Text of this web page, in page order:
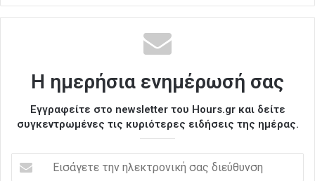
Η ημερήσια ενημέρωσή σας
Εγγραφείτε στο newsletter του Hours.gr και δείτε
συγκεντρωμένες τις κυριότερες ειδήσεις της ημέρας.